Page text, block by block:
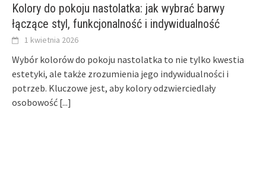
Kolory do pokoju nastolatka: jak wybrać barwy
łączące styl, funkcjonalność i indywidualność
1 kwietnia 2026
Wybór kolorów do pokoju nastolatka to nie tylko kwestia
estetyki, ale także zrozumienia jego indywidualności i
potrzeb. Kluczowe jest, aby kolory odzwierciedlały
osobowość [...]